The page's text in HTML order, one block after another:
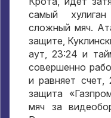
самый
сложный мяч.
защите,
аут, 23:24 и
совершенно
и равняет
защита
мяч за